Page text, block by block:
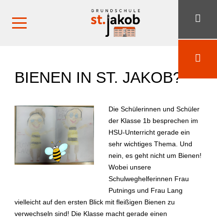
BIENEN IN ST. JAKOB?
Die Schülerinnen und Schüler
der Klasse 1b besprechen im
HSU-Unterricht gerade ein
sehr wichtiges Thema. Und
nein, es geht nicht um Bienen!
Wobei unsere
Schulweghelferinnen Frau
Putnings und Frau Lang
vielleicht auf den ersten Blick mit fleißigen Bienen zu
verwechseln sind! Die Klasse macht gerade einen